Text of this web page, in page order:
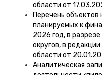
области от
Перечень объектов
планируемых к
2026 год, в
округов, в
области от
Аналитическая